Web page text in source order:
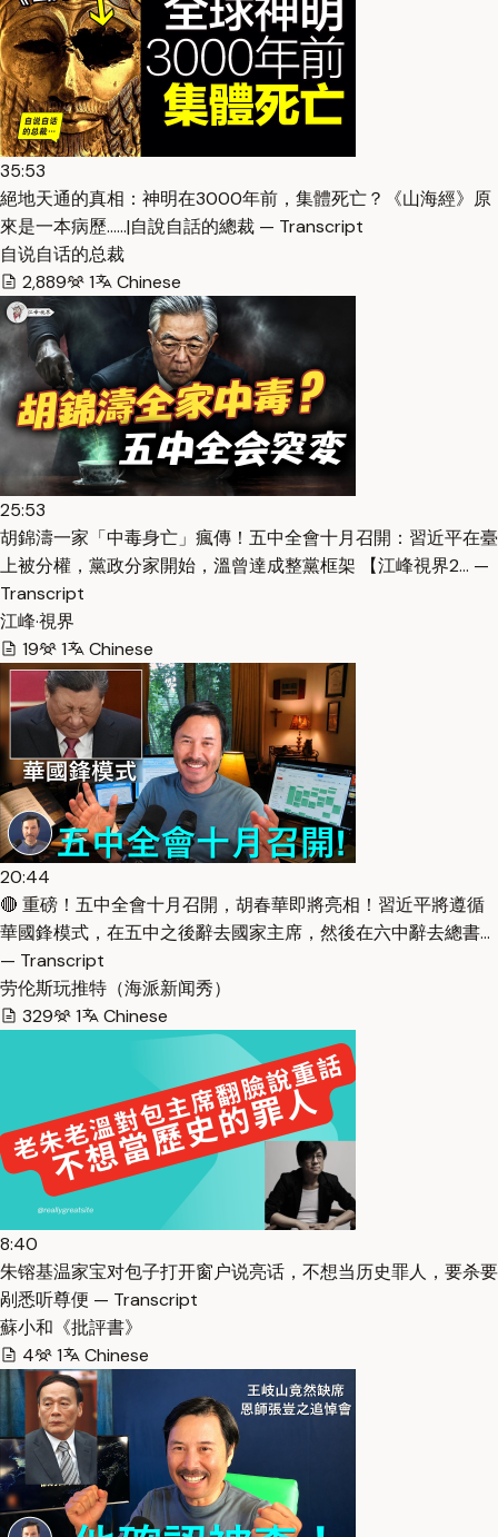
35:53
絕地天通的真相：神明在3000年前，集體死亡？《山海經》原
來是一本病歷……|自說自話的總裁 — Transcript
自说自话的总裁
2,889
1 Chinese
25:53
胡錦濤一家「中毒身亡」瘋傳！五中全會十月召開：習近平在臺
上被分權，黨政分家開始，溫曾達成整黨框架 【江峰視界2… —
Transcript
江峰·視界
19
1 Chinese
20:44
🔴 重磅！五中全會十月召開，胡春華即將亮相！習近平將遵循
華國鋒模式，在五中之後辭去國家主席，然後在六中辭去總書…
— Transcript
劳伦斯玩推特（海派新闻秀）
329
1 Chinese
8:40
朱镕基温家宝对包子打开窗户说亮话，不想当历史罪人，要杀要
剐悉听尊便 — Transcript
蘇小和《批評書》
4
1 Chinese